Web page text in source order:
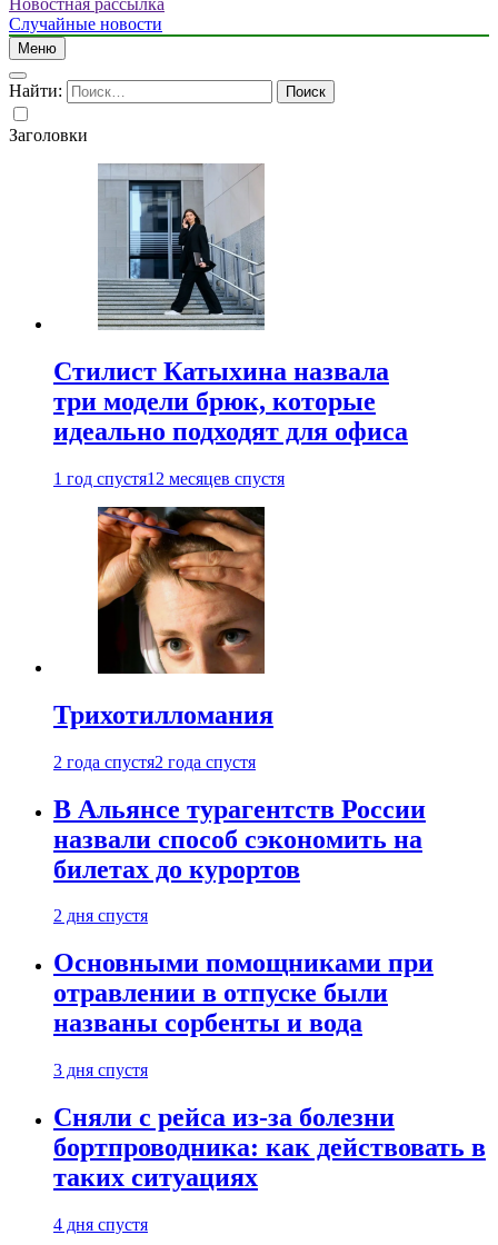
Новостная рассылка
Случайные новости
Меню
Найти:
Заголовки
Стилист Катыхина назвала
три модели брюк, которые
идеально подходят для офиса
1 год спустя12 месяцев спустя
Трихотилломания
2 года спустя2 года спустя
В Альянсе турагентств России
назвали способ сэкономить на
билетах до курортов
2 дня спустя
Основными помощниками при
отравлении в отпуске были
названы сорбенты и вода
3 дня спустя
Сняли с рейса из-за болезни
бортпроводника: как действовать в
таких ситуациях
4 дня спустя